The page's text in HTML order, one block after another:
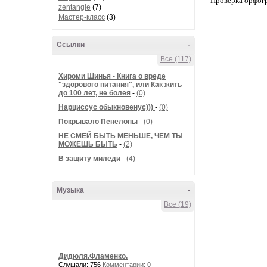
zentangle (7)
Мастер-класс (3)
-
Ссылки
Все (117)
Хироми Шинья - Книга о вреде
"здорового питания", или Как жить
до 100 лет, не болея - (0)
Нарциссус обыкновенус))) - (0)
Покрывало Пенелопы - (0)
НЕ СМЕЙ БЫТЬ МЕНЬШЕ, ЧЕМ ТЫ
МОЖЕШЬ БЫТЬ - (2)
В защиту миледи - (4)
-
Музыка
Все (19)
Дидюля.Фламенко.
Слушали: 756 Комментарии: 0